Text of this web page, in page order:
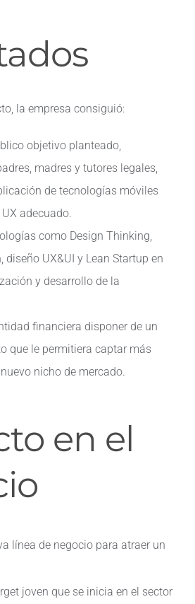
la empresa consiguió:
objetivo planteado,
madres y tutores legales,
de tecnologías móviles
adecuado.
como Design Thinking,
diseño UX&UI y Lean Startup en
y desarrollo de la
financiera disponer de un
que le permitiera captar más
nicho de mercado.
en el
línea de negocio para atraer un
joven que se inicia en el sector